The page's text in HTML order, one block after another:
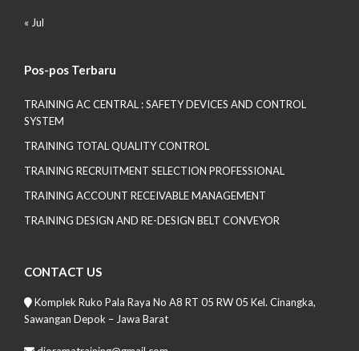
« Jul
Pos-pos Terbaru
TRAINING AC CENTRAL : SAFETY DEVICES AND CONTROL
SYSTEM
TRAINING TOTAL QUALITY CONTROL
TRAINING RECRUITMENT SELECTION PROFESSIONAL
TRAINING ACCOUNT RECEIVABLE MANAGEMENT
TRAINING DESIGN AND RE-DESIGN BELT CONVEYOR
CONTACT US
Komplek Ruko Pala Raya No A8 RT 05 RW 05 Kel. Cinangka,
Sawangan Depok – Jawa Barat